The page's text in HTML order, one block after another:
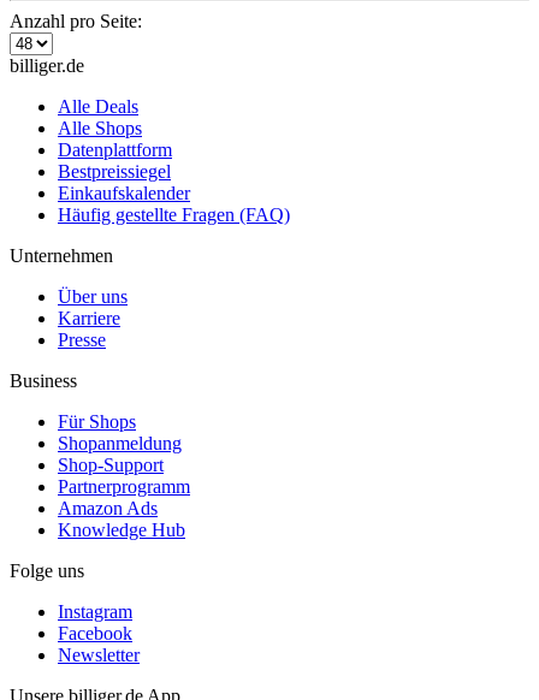
Anzahl pro Seite:
billiger.de
Alle Deals
Alle Shops
Datenplattform
Bestpreissiegel
Einkaufskalender
Häufig gestellte Fragen (FAQ)
Unternehmen
Über uns
Karriere
Presse
Business
Für Shops
Shopanmeldung
Shop-Support
Partnerprogramm
Amazon Ads
Knowledge Hub
Folge uns
Instagram
Facebook
Newsletter
Unsere billiger.de App